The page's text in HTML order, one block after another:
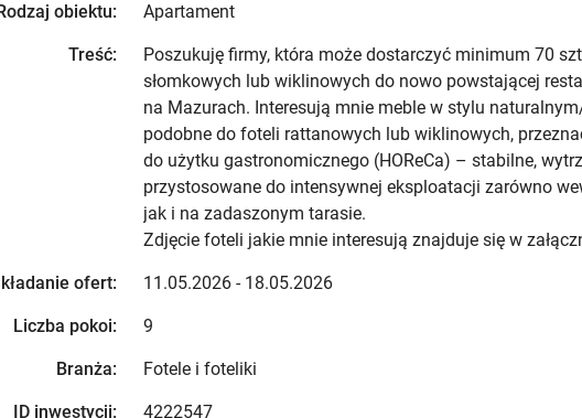
obiektu: Apartament
Treść:
Poszukuję firmy, która może dostarczyć minimum 70
słomkowych lub wiklinowych do nowo powstającej
na Mazurach. Interesują mnie meble w stylu
podobne do foteli rattanowych lub wiklinowych,
do użytku gastronomicznego (HOReCa) – stabilne,
przystosowane do intensywnej eksploatacji zarówno
jak i na zadaszonym tarasie.
Zdjęcie foteli jakie mnie interesują znajduje się w
ofert: 11.05.2026 - 18.05.2026
Liczba pokoi: 9
Branża: Fotele i foteliki
ID inwestycji: 4222547